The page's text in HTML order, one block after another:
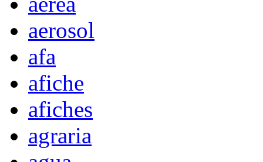
aerosol
afa
afiche
afiches
agraria